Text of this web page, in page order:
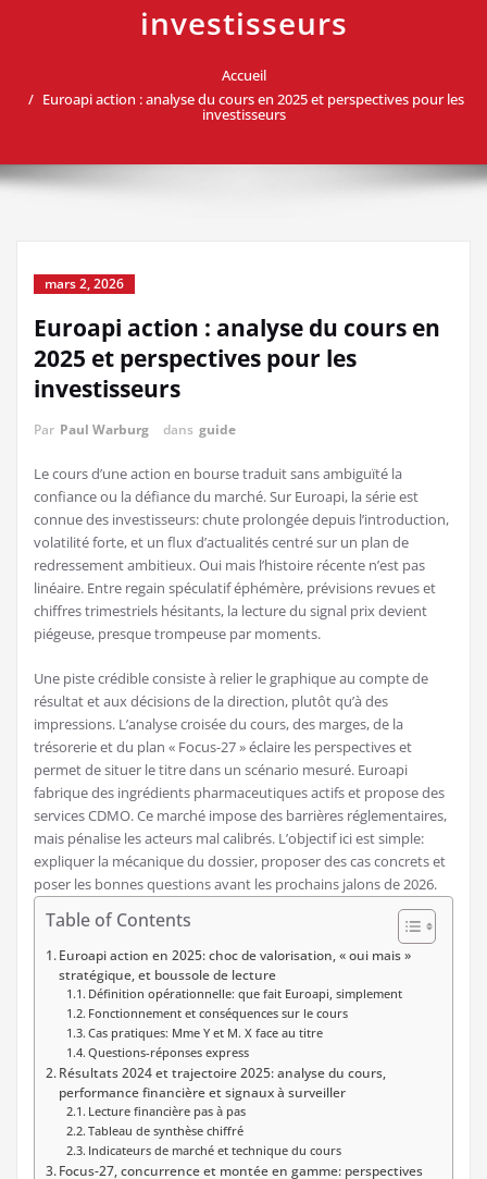
investisseurs
Accueil
Euroapi action : analyse du cours en 2025 et perspectives pour les
investisseurs
mars 2, 2026
Euroapi action : analyse du cours en
2025 et perspectives pour les
investisseurs
Par Paul Warburg dans guide
Le cours d’une action en bourse traduit sans ambiguïté la
confiance ou la défiance du marché. Sur Euroapi, la série est
connue des investisseurs: chute prolongée depuis l’introduction,
volatilité forte, et un flux d’actualités centré sur un plan de
redressement ambitieux. Oui mais l’histoire récente n’est pas
linéaire. Entre regain spéculatif éphémère, prévisions revues et
chiffres trimestriels hésitants, la lecture du signal prix devient
piégeuse, presque trompeuse par moments.
Une piste crédible consiste à relier le graphique au compte de
résultat et aux décisions de la direction, plutôt qu’à des
impressions. L’analyse croisée du cours, des marges, de la
trésorerie et du plan « Focus-27 » éclaire les perspectives et
permet de situer le titre dans un scénario mesuré. Euroapi
fabrique des ingrédients pharmaceutiques actifs et propose des
services CDMO. Ce marché impose des barrières réglementaires,
mais pénalise les acteurs mal calibrés. L’objectif ici est simple:
expliquer la mécanique du dossier, proposer des cas concrets et
poser les bonnes questions avant les prochains jalons de 2026.
Table of Contents
Euroapi action en 2025: choc de valorisation, « oui mais »
stratégique, et boussole de lecture
Définition opérationnelle: que fait Euroapi, simplement
Fonctionnement et conséquences sur le cours
Cas pratiques: Mme Y et M. X face au titre
Questions-réponses express
Résultats 2024 et trajectoire 2025: analyse du cours,
performance financière et signaux à surveiller
Lecture financière pas à pas
Tableau de synthèse chiffré
Indicateurs de marché et technique du cours
Focus-27, concurrence et montée en gamme: perspectives